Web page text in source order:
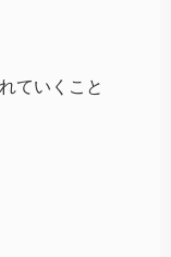
ていくこと